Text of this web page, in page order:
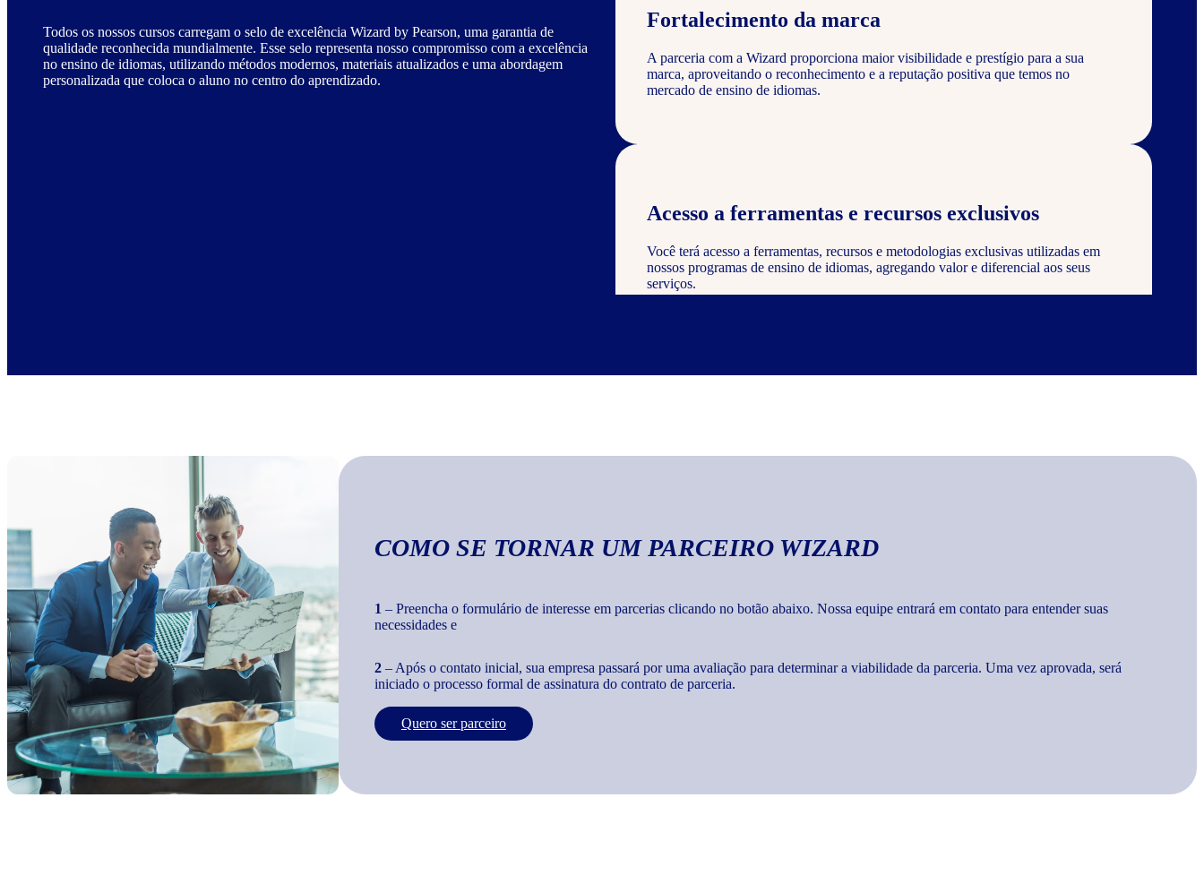
Todos os nossos cursos carregam o selo de excelência Wizard by Pearson, uma garantia de
qualidade reconhecida mundialmente. Esse selo representa nosso compromisso com a excelência
no ensino de idiomas, utilizando métodos modernos, materiais atualizados e uma abordagem
personalizada que coloca o aluno no centro do aprendizado.
Fortalecimento da marca
A parceria com a Wizard proporciona maior visibilidade e prestígio para a sua
marca, aproveitando o reconhecimento e a reputação positiva que temos no
mercado de ensino de idiomas.
Acesso a ferramentas e recursos exclusivos
Você terá acesso a ferramentas, recursos e metodologias exclusivas utilizadas em
nossos programas de ensino de idiomas, agregando valor e diferencial aos seus
serviços.
valor à sua empresa e demonstrando compromisso com a qualidade e excelência
COMO SE TORNAR UM PARCEIRO WIZARD
1 – Preencha o formulário de interesse em parcerias clicando no botão abaixo. Nossa equipe entrará em contato para entender suas
necessidades e
2 – Após o contato inicial, sua empresa passará por uma avaliação para determinar a viabilidade da parceria. Uma vez aprovada, será
iniciado o processo formal de assinatura do contrato de parceria.
Quero ser parceiro